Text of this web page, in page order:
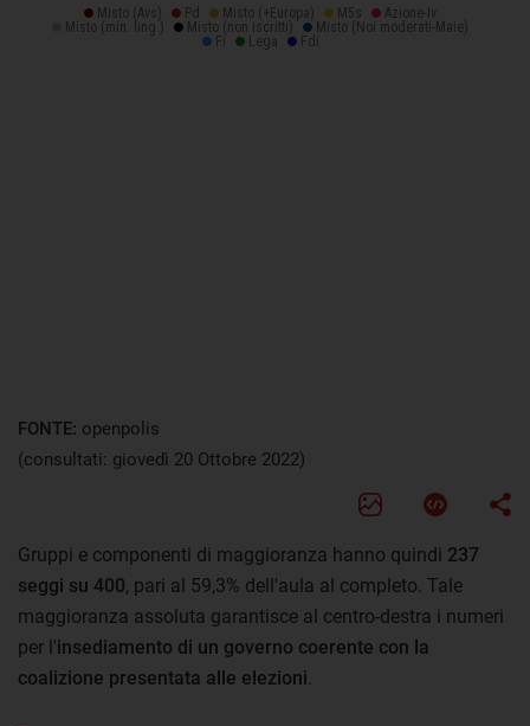
FONTE: openpolis
(consultati: giovedì 20 Ottobre 2022)
Gruppi e componenti di maggioranza hanno quindi 237
seggi su 400, pari al 59,3% dell'aula al completo. Tale
maggioranza assoluta garantisce al centro-destra i numeri
per l'insediamento di un governo coerente con la
coalizione presentata alle elezioni.